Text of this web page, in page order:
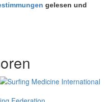
gelesen und